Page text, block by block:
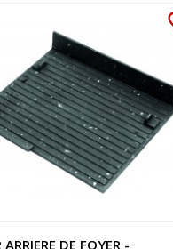
DE FOYER -